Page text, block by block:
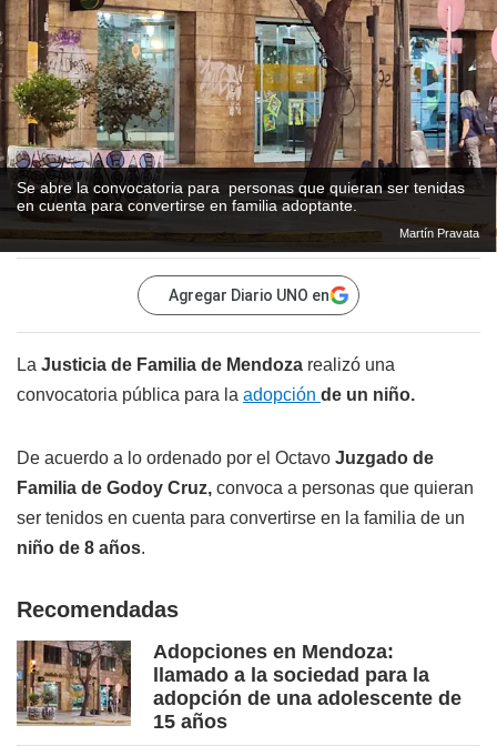
Se abre la convocatoria para personas que quieran ser tenidas
en cuenta para convertirse en familia adoptante.
Martín Pravata
Agregar Diario UNO en
La Justicia de Familia de Mendoza realizó una
convocatoria pública para la adopción de un niño.
De acuerdo a lo ordenado por el Octavo Juzgado de
Familia de Godoy Cruz, convoca a personas que quieran
ser tenidos en cuenta para convertirse en la familia de un
niño de 8 años.
Recomendadas
Adopciones en Mendoza:
llamado a la sociedad para la
adopción de una adolescente de
15 años